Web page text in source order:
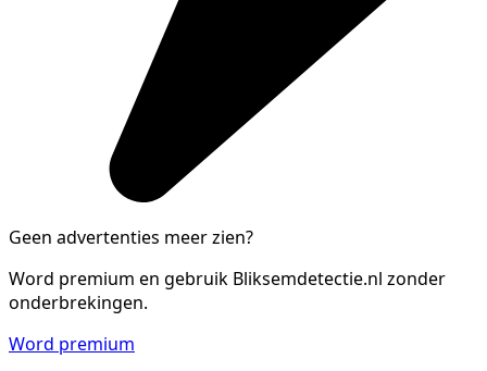
Geen advertenties meer zien?
Word premium en gebruik Bliksemdetectie.nl zonder
onderbrekingen.
Word premium